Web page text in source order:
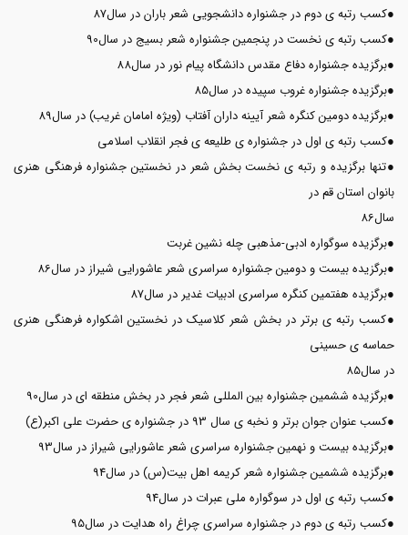
●کسب رتبه ی دوم در جشنواره دانشجویی شعر باران در سال87
●کسب رتبه ی نخست در پنجمین جشنواره شعر بسیج در سال90
●برگزیده جشنواره دفاع مقدس دانشگاه پیام نور در سال88
●برگزیده جشنواره غروب سپیده در سال85
●برگزیده دومین کنگره شعر آیینه داران آفتاب (ویژه امامان غریب) در سال89
●کسب رتبه ی اول در جشنواره ی طلیعه ی فجر انقلاب اسلامی
●تنها برگزیده و رتبه ی نخست بخش شعر در نخستین جشنواره فرهنگی هنری
بانوان استان قم در
سال86
●برگزیده سوگواره ادبی-مذهبی چله نشین غربت
●برگزیده بیست و دومین جشنواره سراسری شعر عاشورایی شیراز در سال86
●برگزیده هفتمین کنگره سراسری ادبیات غدیر در سال87
●کسب رتبه ی برتر در بخش شعر کلاسیک در نخستین اشکواره فرهنگی هنری
حماسه ی حسینی
در سال85
●برگزیده ششمین جشنواره بین المللی شعر فجر در بخش منطقه ای در سال90
●کسب عنوان جوان برتر و نخبه ی سال 93 در جشنواره ی حضرت علی اکبر(ع)
●برگزیده بیست و نهمین جشنواره سراسری شعر عاشورایی شیراز در سال93
●برگزیده ششمین جشنواره شعر کریمه اهل بیت(س) در سال94
●کسب رتبه ی اول در سوگواره ملی عبرات در سال94
●کسب رتبه ی دوم در جشنواره سراسری چراغ راه هدایت در سال95